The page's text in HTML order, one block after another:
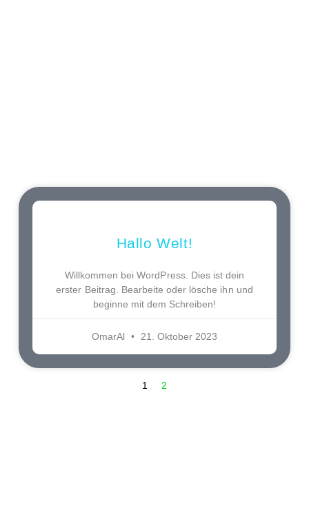
Hallo Welt!
Willkommen bei WordPress. Dies ist dein
erster Beitrag. Bearbeite oder lösche ihn und
beginne mit dem Schreiben!
OmarAl 21. Oktober 2023
1 2